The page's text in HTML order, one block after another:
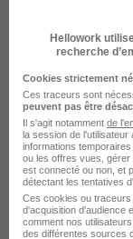
Gray - 70
Cette offre
Electricien
Hellowork
recherche
Cookies strictement
Ces traceurs sont
peuvent pas être
Il s'agit notamment de
la session de
informations
ou les offres vues, gérer
est connecté ou non, et
détectant les tentatives
Ces cookies ou
d'acquisition d'audience
comment nos
des différentes sources